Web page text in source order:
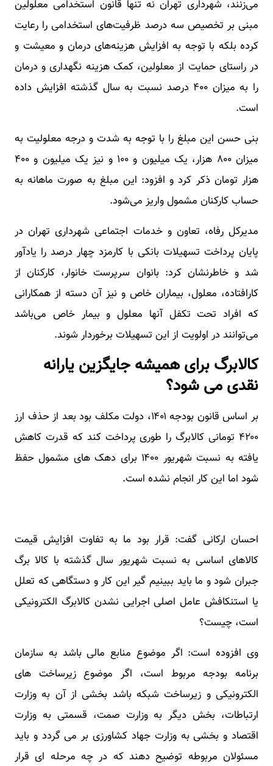
می‌زنند، شهرداری تهران نه تنها قانون استخدامی معلولین
مبنی بر تخصیص سه درصد ظرفیت‌های استخدامی را رعایت
کرده بلکه با توجه به افزایش هزینه‌های درمان و معیشت و
در راستای حمایت از معلولین، کمک هزینه نگهداری و درمان
را به میزان ۴۰۰ درصد نسبت به سال گذشته افزایش داده
است.
بنی حسن این مبلغ را با توجه به شدت و درجه معلولیت به
میزان ۸۰۰ هزار، یک میلیون و ۱۰۰ و نیز یک میلیون و ۴۰۰
هزار تومان ذکر کرد و افزود: این مبلغ به صورت ماهانه به
حساب کارکنان مشمول واریز می‌شود.
مدیرکل رفاه، تعاون و خدمات اجتماعی شهرداری تهران در
پایان پرداخت تسهیلات بانکی با کارمزد چهار درصد را یادآور
شد و خاطرنشان کرد: بانوان سرپرست خانوار، کارکنان از
کارافتاده، معلول، بیماران خاص و نیز آن دسته از همکارانی
که افراد تحت تکفل آنها معلول و بیمار خاص می‌باشد
می‌توانند در اولویت از این تسهیلات برخوردار شوند.
کالابرگ برای همیشه جایگزین یارانه
نقدی می شود؟
بر اساس قانون بودجه ۱۴۰۱، دولت مکلف بود بعد از حذف ارز
۴۲۰۰ تومانی کالابرگ را طوری پرداخت کند که قدرت کاهش
یافته به نسبت شهریور ۱۴۰۰ برای دهک های مشمول حفظ
شود اما این کار انجام نشده است.
احسان ارکانی گفت: قرار بود ما به تفاوت افزایش قیمت
کالاهای اساسی به نسبت شهریور سال گذشته با کالا برگ
جبران شود و ما باید ببینیم گیر این کار و دستگاهی که تعلل
یا استنکافش عامل اصلی اجرایی نشدن کالابرگ الکترونیکی
است، چیست؟
وی افزوده است: اگر موضوع منابع مالی باشد به سازمان
برنامه بودجه مربوط است، اگر موضوع زیرساخت های
الکترونیکی و زیرساخت شبکه باشد بخشی از آن به وزارت
ارتباطات، بخش دیگر به وزارت صمت، قسمتی به وزارت
اقتصاد و بخشی به وزارت جهاد کشاورزی بر می گردد و باید
مسئولان مربوطه توضیح دهند که در چه مرحله ای قرار